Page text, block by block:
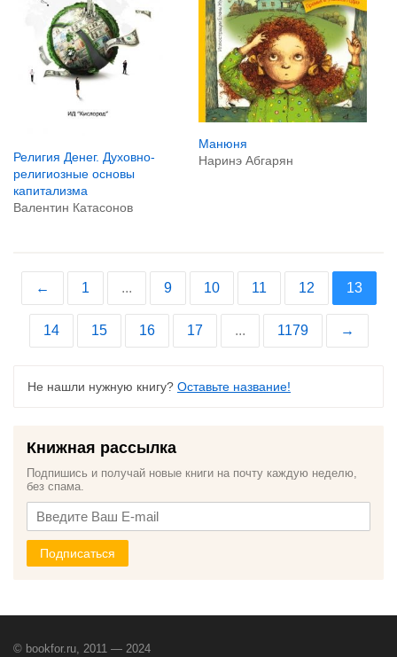
Религия Денег. Духовно-
религиозные основы
капитализма
Валентин Катасонов
Манюня
Наринэ Абгарян
← 1 ... 9 10 11 12 13
14 15 16 17 ... 1179 →
Не нашли нужную книгу? Оставьте название!
Книжная рассылка
Подпишись и получай новые книги на почту каждую неделю,
без спама.
Подписаться
© bookfor.ru, 2011 — 2024